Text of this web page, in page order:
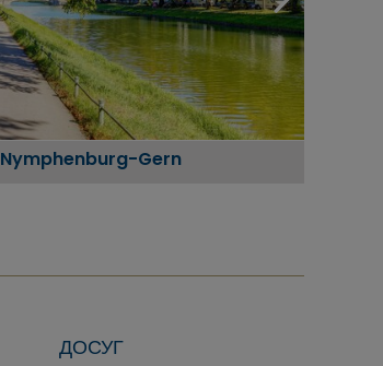
Nymphenburg-Gern
ДОСУГ